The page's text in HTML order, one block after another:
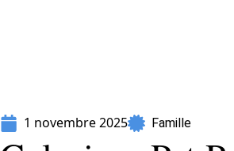
1 novembre 2025 Famille